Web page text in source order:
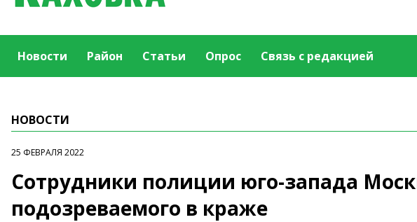
Новости Район Статьи Опрос Связь с редакцией
НОВОСТИ
25 ФЕВРАЛЯ 2022
Сотрудники полиции юго-запада
подозреваемого в краже